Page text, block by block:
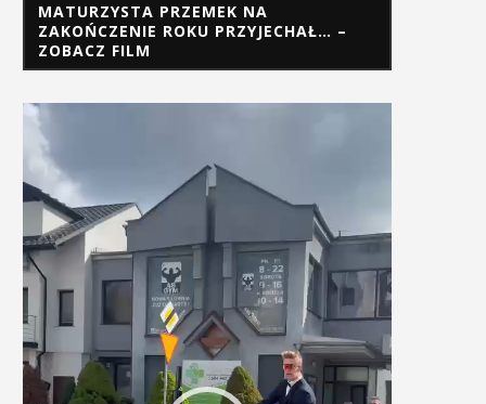
MATURZYSTA PRZEMEK NA
ZAKOŃCZENIE ROKU PRZYJECHAŁ… –
ZOBACZ FILM
Odtwarzacz
video